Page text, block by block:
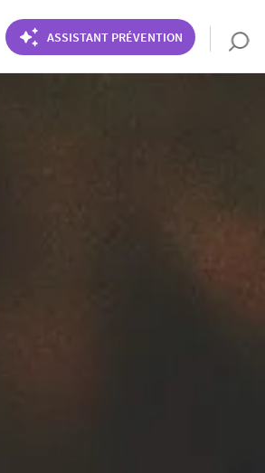
ASSISTANT PRÉVENTION